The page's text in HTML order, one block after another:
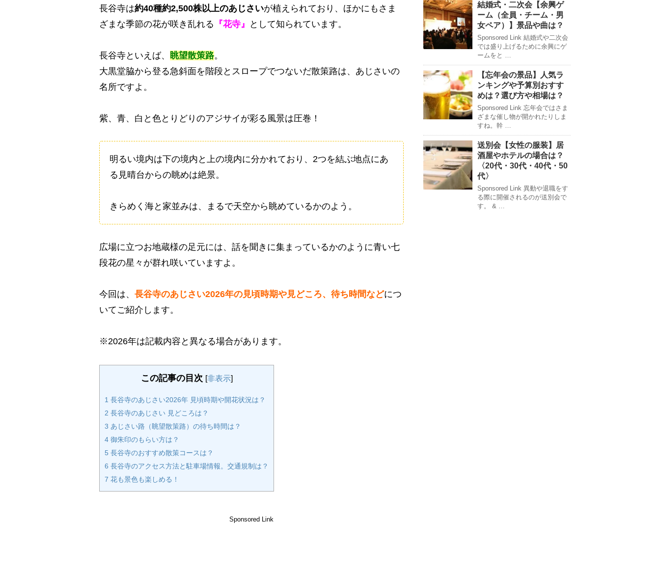
長谷寺は約40種約2,500株以上のあじさいが植えられており、ほかにもさま
ざまな季節の花が咲き乱れる 『花寺』 として知られています。
長谷寺といえば、 眺望散策路。
大黒堂脇から登る急斜面を階段とスロープでつないだ散策路は、あじさいの
名所ですよ。
紫、青、白と色とりどりのアジサイが彩る風景は圧巻！
明るい境内は下の境内と上の境内に分かれており、2つを結ぶ地点にあ
る見晴台からの眺めは絶景。
きらめく海と家並みは、まるで天空から眺めているかのよう。
広場に立つお地蔵様の足元には、話を聞きに集まっているかのように青い七
段花の星々が群れ咲いていますよ。
今回は、 長谷寺のあじさい2026年の見頃時期や見どころ、待ち時間などにつ
いてご紹介します。
※2026年は記載内容と異なる場合があります。
この記事の目次 [非表示]
1 長谷寺のあじさい2026年 見頃時期や開花状況は？
2 長谷寺のあじさい 見どころは？
3 あじさい路（眺望散策路）の待ち時間は？
4 御朱印のもらい方は？
5 長谷寺のおすすめ散策コースは？
6 長谷寺のアクセス方法と駐車場情報。交通規制は？
7 花も景色も楽しめる！
Sponsored Link
結婚式・二次会【余興ゲ
ーム（全員・チーム・男
女ペア）】景品や曲は？
Sponsored Link 結婚式や二次会
では盛り上げるために余興にゲ
ームをと …
【忘年会の景品】人気ラ
ンキングや予算別おすす
めは？選び方や相場は？
Sponsored Link 忘年会ではさま
ざまな催し物が開かれたりしま
すね。幹 …
送別会【女性の服装】居
酒屋やホテルの場合は？
〈20代・30代・40代・50
代〉
Sponsored Link 異動や退職をす
る際に開催されるのが送別会で
す。 & …